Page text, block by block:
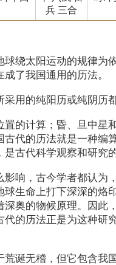
兵 三合
绕太阳运动的规律
了我国通用的历法。
用的纯阳历或纯阴历
的计算；昏、旦中星
代的历法就是一种编
古代科学观察和研究的
响，古今学者都认为
生命上打下深深的烙
奥的物候原理。因此
的历法正是为这种研
诞无稽，但它包含我